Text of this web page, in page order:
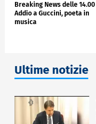
Breaking News delle 14.00 |
Addio a Guccini, poeta in
musica
Ultime notizie